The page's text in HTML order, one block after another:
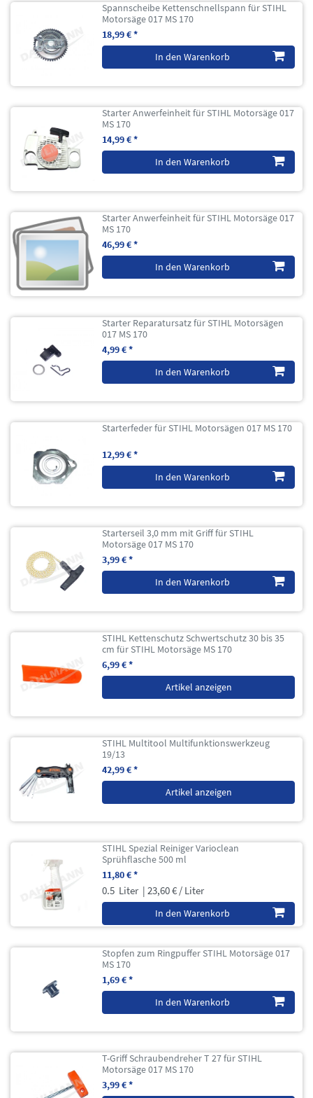
Spannscheibe Kettenschnellspann für STIHL
Motorsäge 017 MS 170
18,99 € *
In den Warenkorb
Starter Anwerfeinheit für STIHL Motorsäge 017
MS 170
14,99 € *
In den Warenkorb
Starter Anwerfeinheit für STIHL Motorsäge 017
MS 170
46,99 € *
In den Warenkorb
Starter Reparatursatz für STIHL Motorsägen
017 MS 170
4,99 € *
In den Warenkorb
Starterfeder für STIHL Motorsägen 017 MS 170
12,99 € *
In den Warenkorb
Starterseil 3,0 mm mit Griff für STIHL
Motorsäge 017 MS 170
3,99 € *
In den Warenkorb
STIHL Kettenschutz Schwertschutz 30 bis 35
cm für STIHL Motorsäge MS 170
6,99 € *
Artikel anzeigen
STIHL Multitool Multifunktionswerkzeug
19/13
42,99 € *
Artikel anzeigen
STIHL Spezial Reiniger Varioclean
Sprühflasche 500 ml
11,80 € *
0.5 Liter | 23,60 € / Liter
In den Warenkorb
Stopfen zum Ringpuffer STIHL Motorsäge 017
MS 170
1,69 € *
In den Warenkorb
T-Griff Schraubendreher T 27 für STIHL
Motorsäge 017 MS 170
3,99 € *